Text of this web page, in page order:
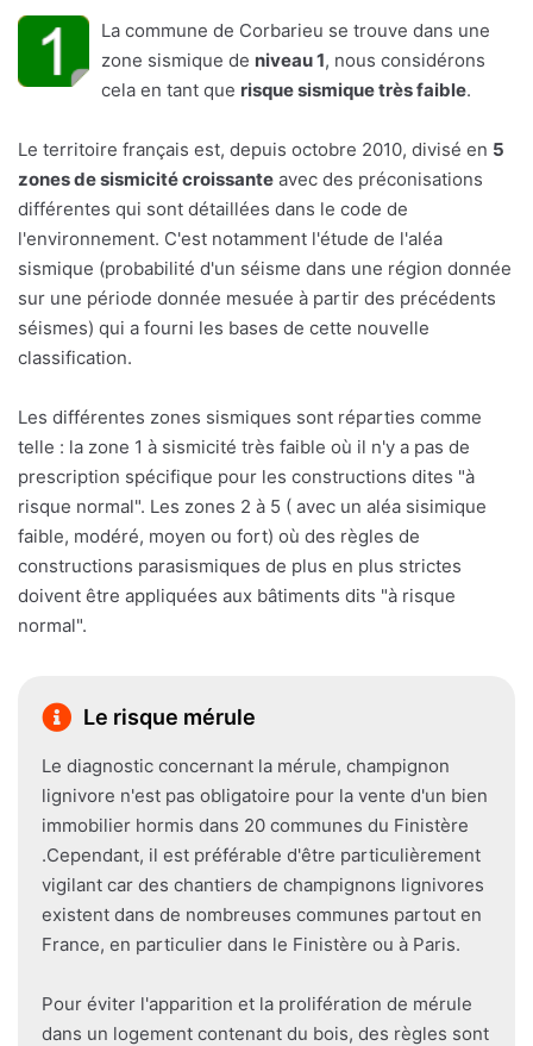
La commune de Corbarieu se trouve dans une
zone sismique de niveau 1, nous considérons
cela en tant que risque sismique très faible.
Le territoire français est, depuis octobre 2010, divisé en 5
zones de sismicité croissante avec des préconisations
différentes qui sont détaillées dans le code de
l'environnement. C'est notamment l'étude de l'aléa
sismique (probabilité d'un séisme dans une région donnée
sur une période donnée mesuée à partir des précédents
séismes) qui a fourni les bases de cette nouvelle
classification.
Les différentes zones sismiques sont réparties comme
telle : la zone 1 à sismicité très faible où il n'y a pas de
prescription spécifique pour les constructions dites "à
risque normal". Les zones 2 à 5 ( avec un aléa sisimique
faible, modéré, moyen ou fort) où des règles de
constructions parasismiques de plus en plus strictes
doivent être appliquées aux bâtiments dits "à risque
normal".
Le risque mérule
Le diagnostic concernant la mérule, champignon
lignivore n'est pas obligatoire pour la vente d'un bien
immobilier hormis dans 20 communes du Finistère
.Cependant, il est préférable d'être particulièrement
vigilant car des chantiers de champignons lignivores
existent dans de nombreuses communes partout en
France, en particulier dans le Finistère ou à Paris.
Pour éviter l'apparition et la prolifération de mérule
dans un logement contenant du bois, des règles sont